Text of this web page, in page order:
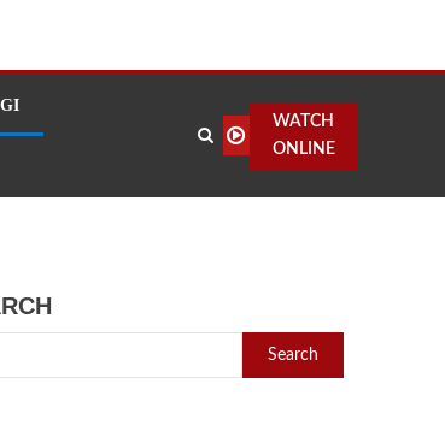
WATCH
ONLINE
Search